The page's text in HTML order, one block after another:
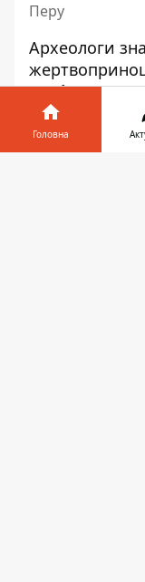
Перу
Археологи
скелети.
Усі
грудьми. На
завойовані
Головна